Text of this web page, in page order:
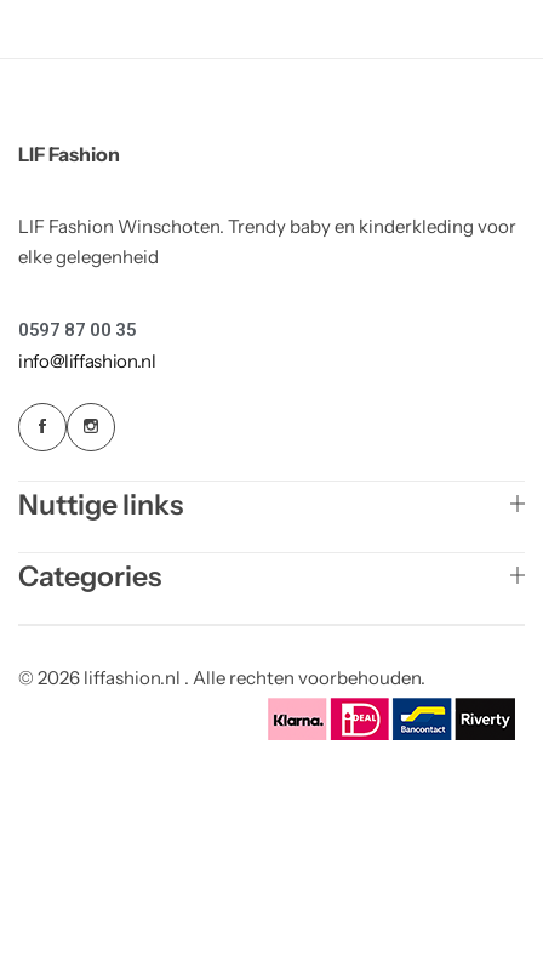
LIF Fashion
LIF Fashion Winschoten. Trendy baby en kinderkleding voor
elke gelegenheid
0597 87 00 35
info@liffashion.nl
Nuttige links
Categories
© 2026 liffashion.nl . Alle rechten voorbehouden.